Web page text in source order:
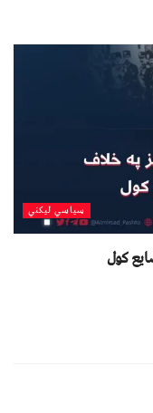
سیاسي لیکني
کول